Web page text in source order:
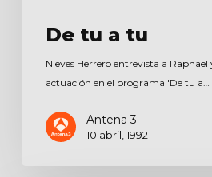
De tu a tu
Nieves Herrero entrevista a Raphael
actuación en el programa 'De tu a…
Antena 3
10 abril, 1992